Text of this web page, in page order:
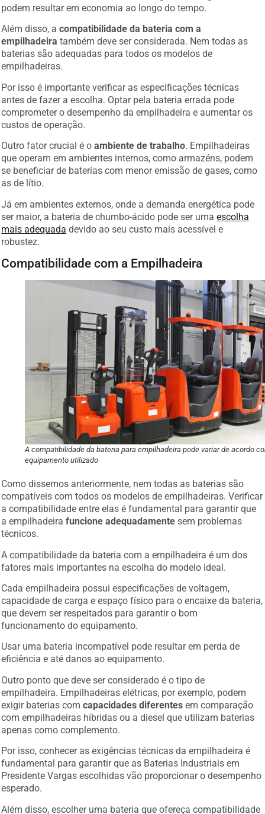
podem resultar em economia ao longo do tempo.
Além disso, acompatibilidade da bateria com a
empilhadeira também deve ser considerada. Nem todas as
baterias são adequadas para todos os modelos de
empilhadeiras.
Por isso é importante verificar as especificações técnicas
antes de fazer a escolha. Optar pela bateria errada pode
comprometer o desempenho da empilhadeira e aumentar os
custos de operação.
Outro fator crucial é oambiente de trabalho. Empilhadeiras
que operam em ambientes internos, como armazéns, podem
se beneficiar de baterias com menor emissão de gases, como
as de lítio.
Já em ambientes externos, onde a demanda energética pode
ser maior, a bateria de chumbo-ácido pode ser umaescolha
mais adequada devido ao seu custo mais acessível e
robustez.
Compatibilidade com a Empilhadeira
A compatibilidade da bateria para empilhadeira pode variar de acordo
equipamento utilizado
Como dissemos anteriormente, nem todas as baterias são
compatíveis com todos os modelos de empilhadeiras. Verificar
a compatibilidade entre elas é fundamental para garantir que
a empilhadeirafuncione adequadamente sem problemas
técnicos.
A compatibilidade da bateria com a empilhadeira é um dos
fatores mais importantes na escolha do modelo ideal.
Cada empilhadeira possui especificações de voltagem,
capacidade de carga e espaço físico para o encaixe da bateria,
que devem ser respeitados para garantir o bom
funcionamento do equipamento.
Usar uma bateria incompatível pode resultar em perda de
eficiência e até danos ao equipamento.
Outro ponto que deve ser considerado é o tipo de
empilhadeira. Empilhadeiras elétricas, por exemplo, podem
exigir baterias comcapacidades diferentes em comparação
com empilhadeiras híbridas ou a diesel que utilizam baterias
apenas como complemento.
Por isso, conhecer as exigências técnicas da empilhadeira é
fundamental para garantir que as Baterias Industriais em
Presidente Vargas escolhidas vão proporcionar o desempenho
esperado.
Além disso, escolher uma bateria que ofereça compatibilidade